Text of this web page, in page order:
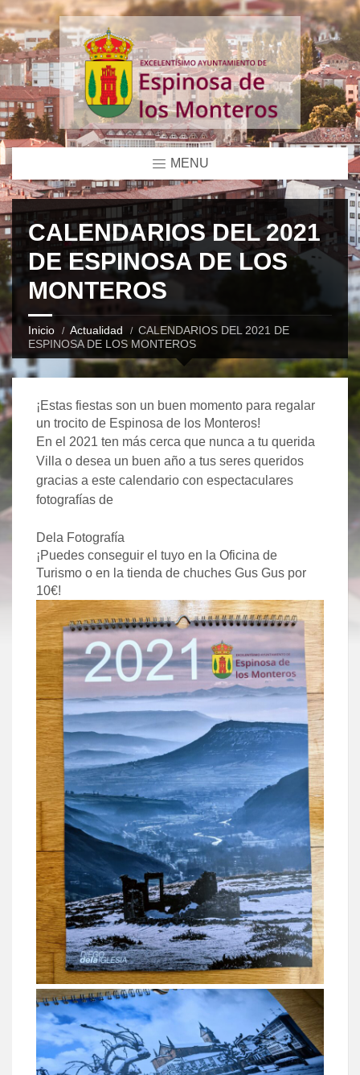
MENU
CALENDARIOS DEL 2021
DE ESPINOSA DE LOS
MONTEROS
Inicio Actualidad
CALENDARIOS DEL 2021 DE
ESPINOSA DE LOS MONTEROS
¡Estas fiestas son un buen momento para regalar
un trocito de Espinosa de los Monteros!
En el 2021 ten más cerca que nunca a tu querida
Villa o desea un buen año a tus seres queridos
gracias a este calendario con espectaculares
fotografías de
Dela Fotografía
¡Puedes conseguir el tuyo en la Oficina de
Turismo o en la tienda de chuches Gus Gus por
10€!